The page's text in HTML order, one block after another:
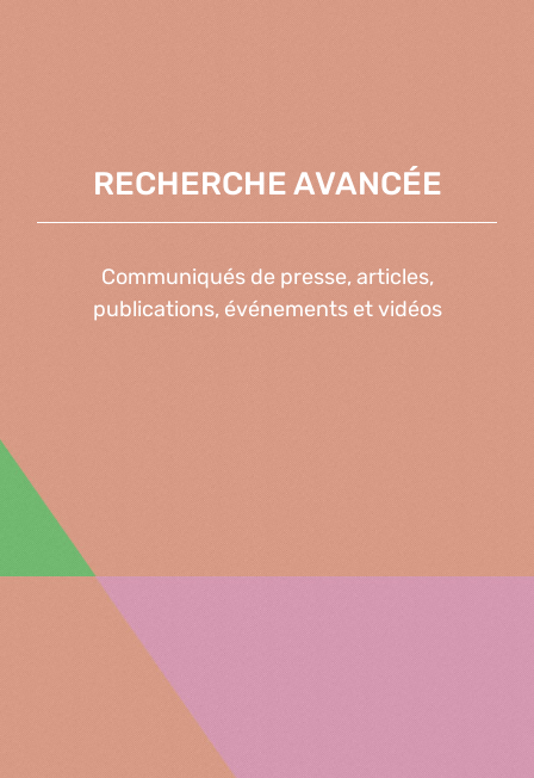
RECHERCHE AVANCÉE
Communiqués de presse, articles,
publications, événements et vidéos